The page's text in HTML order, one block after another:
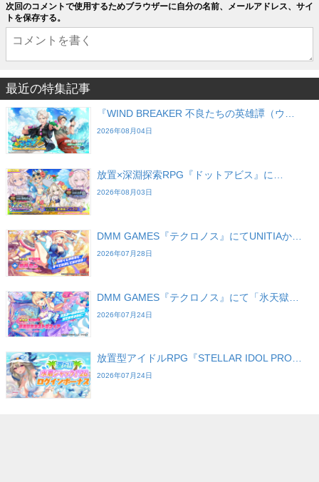
次回のコメントで使用するためブラウザーに自分の名前、メールアドレス、サイ
トを保存する。
最近の特集記事
『WIND BREAKER 不良たちの英雄譚（ウ…
2026年08月04日
放置×深淵探索RPG『ドットアビス』に…
2026年08月03日
DMM GAMES『テクロノス』にてUNITIAか…
2026年07月28日
DMM GAMES『テクロノス』にて「氷天獄…
2026年07月24日
放置型アイドルRPG『STELLAR IDOL PRO…
2026年07月24日